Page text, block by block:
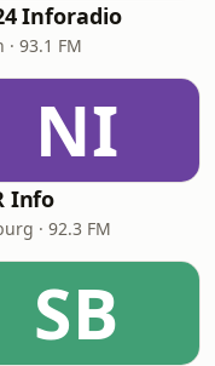
Inforadio
· 93.1 FM
NI
Info
· 92.3 FM
SB